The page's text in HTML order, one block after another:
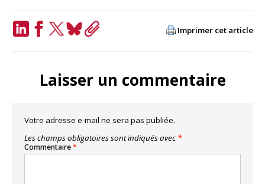
Imprimer cet article
Laisser un commentaire
Votre adresse e-mail ne sera pas publiée.
Les champs obligatoires sont indiqués avec *
Commentaire*